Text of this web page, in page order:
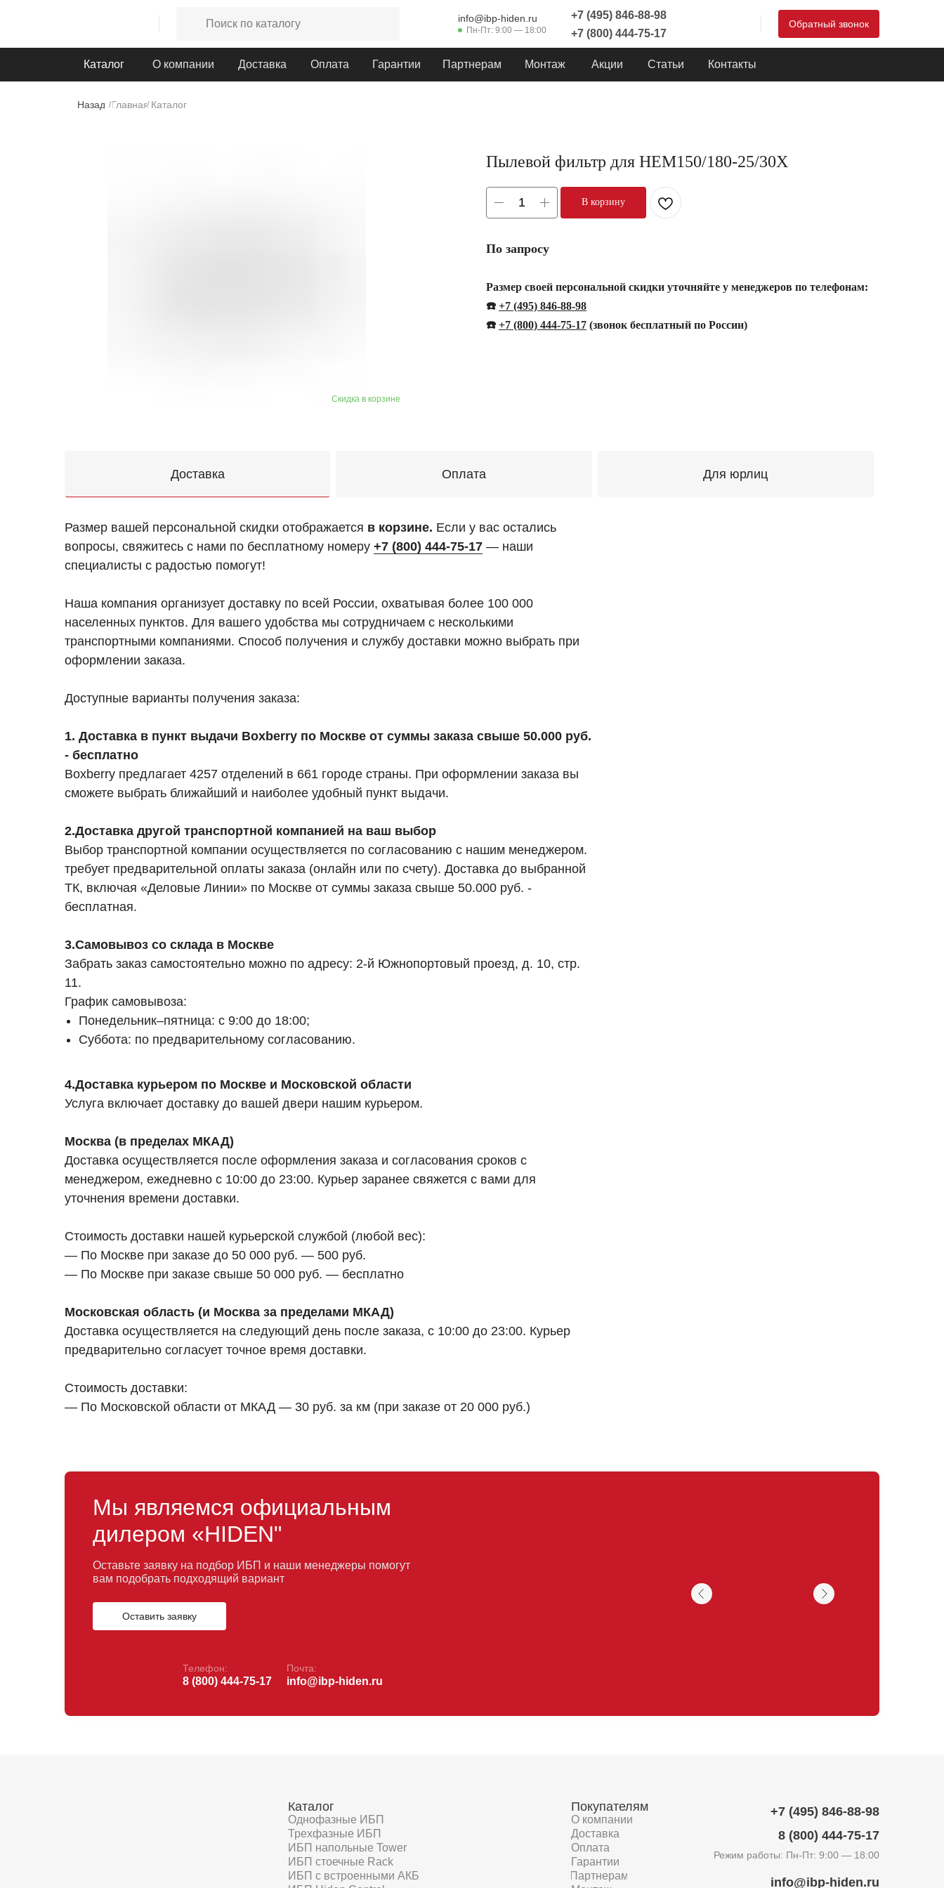
+7 (495) 846-88-98
info@ibp-hiden.ru Обратный звонок
Пн-Пт: 9:00 — 18:00 +7 (800) 444-75-17
Каталог О компании Доставка Оплата Гарантии Монтаж
Партнерам Акции Статьи Контакты
/Главная/ Каталог
Назад
Пылевой фильтр для HEM150/180-25/30X
В корзину
По запросу
Размер своей персональной скидки уточняйте у менеджеров по телефонам:
☎️ +7 (495) 846-88-98
☎️ +7 (800) 444-75-17 (звонок бесплатный по России)
Доставка Оплата Для юрлиц
Размер вашей персональной скидки отображается в корзине. Если у вас остались
вопросы, свяжитесь с нами по бесплатному номеру +7 (800) 444-75-17 — наши
специалисты с радостью помогут!
Наша компания организует доставку по всей России, охватывая более 100 000
населенных пунктов. Для вашего удобства мы сотрудничаем с несколькими
транспортными компаниями. Способ получения и службу доставки можно выбрать при
оформлении заказа.
Доступные варианты получения заказа:
1. Доставка в пункт выдачи Boxberry по Москве от суммы заказа свыше 50.000 руб.
- бесплатно
Boxberry предлагает 4257 отделений в 661 городе страны. При оформлении заказа вы
сможете выбрать ближайший и наиболее удобный пункт выдачи.
2.Доставка другой транспортной компанией на ваш выбор
Выбор транспортной компании осуществляется по согласованию с нашим менеджером.
требует предварительной оплаты заказа (онлайн или по счету). Доставка до выбранной
ТК, включая «Деловые Линии» по Москве от суммы заказа свыше 50.000 руб. -
бесплатная.
3.Самовывоз со склада в Москве
Забрать заказ самостоятельно можно по адресу: 2-й Южнопортовый проезд, д. 10, стр.
11.
График самовывоза:
Понедельник–пятница: с 9:00 до 18:00;
Суббота: по предварительному согласованию.
4.Доставка курьером по Москве и Московской области
Услуга включает доставку до вашей двери нашим курьером.
Москва (в пределах МКАД)
Доставка осуществляется после оформления заказа и согласования сроков с
менеджером, ежедневно с 10:00 до 23:00. Курьер заранее свяжется с вами для
уточнения времени доставки.
Стоимость доставки нашей курьерской службой (любой вес):
— По Москве при заказе до 50 000 руб. — 500 руб.
— По Москве при заказе свыше 50 000 руб. — бесплатно
Московская область (и Москва за пределами МКАД)
Доставка осуществляется на следующий день после заказа, с 10:00 до 23:00. Курьер
предварительно согласует точное время доставки.
Стоимость доставки:
— По Московской области от МКАД — 30 руб. за км (при заказе от 20 000 руб.)
Мы являемся официальным
дилером «HIDEN"
Телефон:
8 (800) 444-75-17
Почта:
info@ibp-hiden.ru
Оставьте заявку на подбор ИБП и наши менеджеры помогут
вам подобрать подходящий вариант
Оставить заявку
Покупателям
О компании
Доставка
Оплата
Гарантии
Партнерам
Каталог
Однофазные ИБП
Трехфазные ИБП
ИБП напольные Tower
ИБП стоечные Rack
ИБП с встроенными АКБ
Режим работы: Пн-Пт: 9:00 — 18:00
info@ibp-hiden.ru
+7 (495) 846-88-98
8 (800) 444-75-17